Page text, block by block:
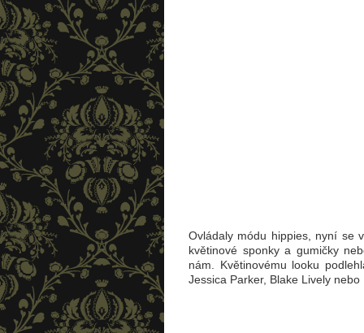
Ovládaly módu hippies, nyní se
květinové sponky a gumičky
nám. Květinovému looku
Jessica Parker, Blake Lively